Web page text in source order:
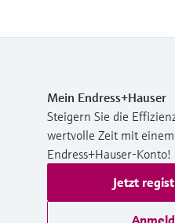
Mein Endress+Hauser
Steigern Sie die
wertvolle Zeit mit
Endress+Hauser-Konto!
Jetzt